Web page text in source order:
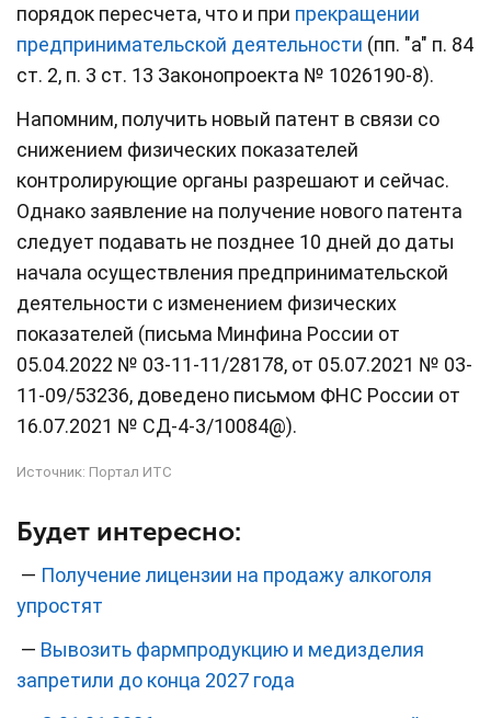
порядок пересчета, что и при прекращении
предпринимательской деятельности (пп. "а" п. 84
ст. 2, п. 3 ст. 13 Законопроекта № 1026190-8).
Напомним, получить новый патент в связи со
снижением физических показателей
контролирующие органы разрешают и сейчас.
Однако заявление на получение нового патента
следует подавать не позднее 10 дней до даты
начала осуществления предпринимательской
деятельности с изменением физических
показателей (письма Минфина России от
05.04.2022 № 03-11-11/28178, от 05.07.2021 № 03-
11-09/53236, доведено письмом ФНС России от
16.07.2021 № СД-4-3/10084@).
Источник: Портал ИТС
Будет интересно:
— Получение лицензии на продажу алкоголя
упростят
— Вывозить фармпродукцию и медизделия
запретили до конца 2027 года